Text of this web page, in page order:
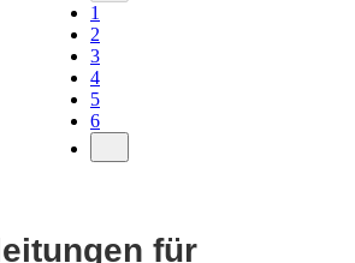
1
2
3
4
5
6
für